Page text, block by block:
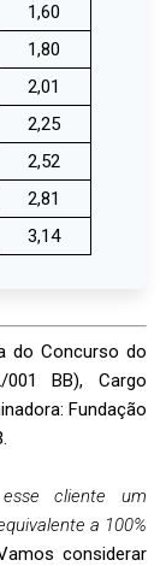
1,60
1,80
2,01
2,25
2,52
2,81
3,14
do Concurso do
BB), Cargo
Fundação
cliente um
a 100%
considerar